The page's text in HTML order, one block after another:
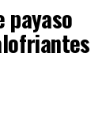
payaso